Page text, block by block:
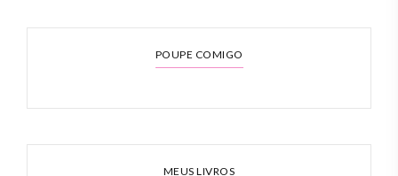
POUPE COMIGO
MEUS LIVROS